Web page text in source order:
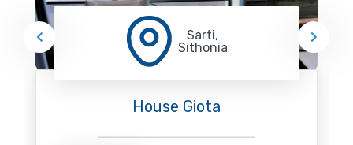
Sarti,
Sithonia
House Giota